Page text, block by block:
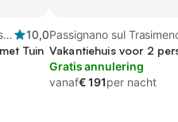
10,0
Tuin
Passignano sul
Trasimeense Meer
Vakantiehuis voor 2
Gratis annulering
vanaf€ 191per nacht